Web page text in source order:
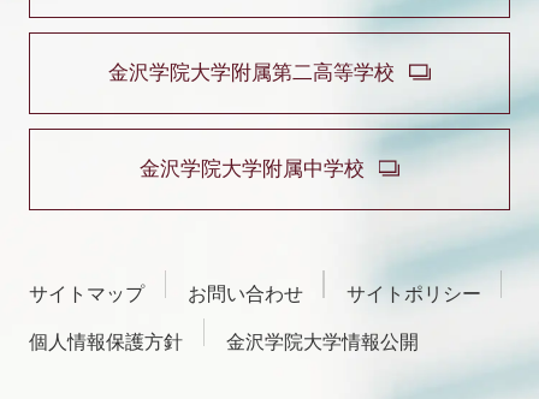
金沢学院大学附属第二高等学校
金沢学院大学附属中学校
サイトマップ お問い合わせ サイトポリシー
個人情報保護方針 金沢学院大学情報公開